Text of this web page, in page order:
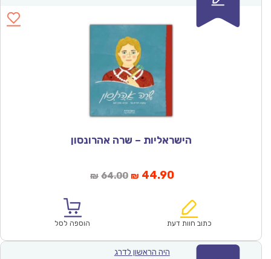
הישראליות – שרה אהרונסון
₪ 64.00המחיר
₪64.00.
₪ 44.90המחיר
הוא:
כתוב חוות דעת הוספה לסל
היה הראשון לדרג